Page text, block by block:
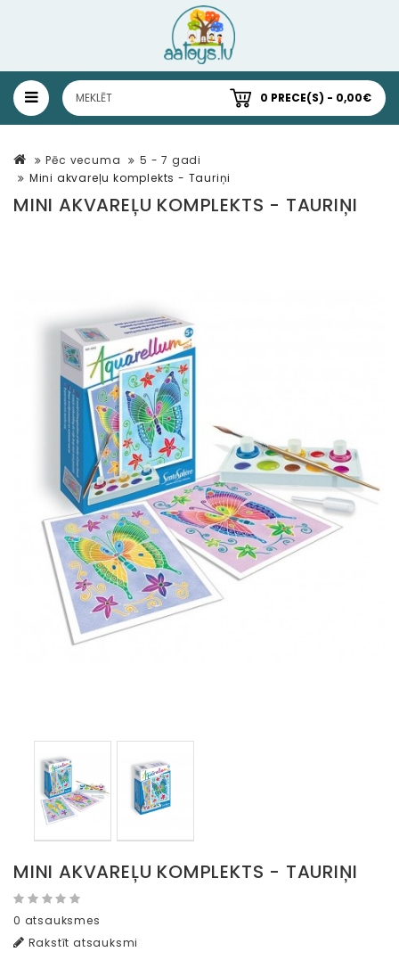
0 PRECE(S) - 0,00€
Pēc vecuma
5 - 7 gadi
Mini akvareļu komplekts - Tauriņi
MINI AKVAREĻU KOMPLEKTS - TAURIŅI
MINI AKVAREĻU KOMPLEKTS - TAURIŅI
0 atsauksmes
Rakstīt atsauksmi